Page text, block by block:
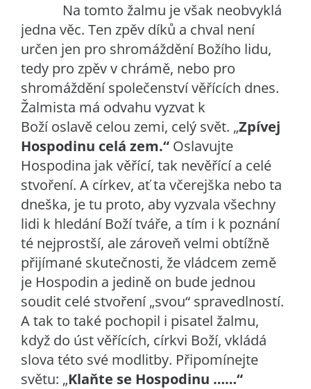
Na tomto žalmu je však neobvyklá
jedna věc. Ten zpěv díků a chval není
určen jen pro shromáždění Božího lidu,
tedy pro zpěv v chrámě, nebo pro
shromáždění společenství věřících dnes.
Žalmista má odvahu vyzvat k
Boží oslavě celou zemi, celý svět. „Zpívej
Hospodinu celá zem.“ Oslavujte
Hospodina jak věřící, tak nevěřící a celé
stvoření. A církev, ať ta včerejška nebo ta
dneška, je tu proto, aby vyzvala všechny
lidi k hledání Boží tváře, a tím i k poznání
té nejprostší, ale zároveň velmi obtížně
přijímané skutečnosti, že vládcem země
je Hospodin a jedině on bude jednou
soudit celé stvoření „svou“ spravedlností.
A tak to také pochopil i pisatel žalmu,
když do úst věřících, církvi Boží, vkládá
slova této své modlitby. Připomínejte
světu: „Klaňte se Hospodinu ……“